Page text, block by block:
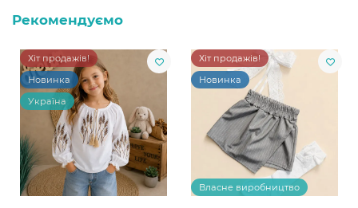
Рекомендуємо
Хіт продажів!
Новинка
Україна
Хіт продажів!
Новинка
Власне виробництво